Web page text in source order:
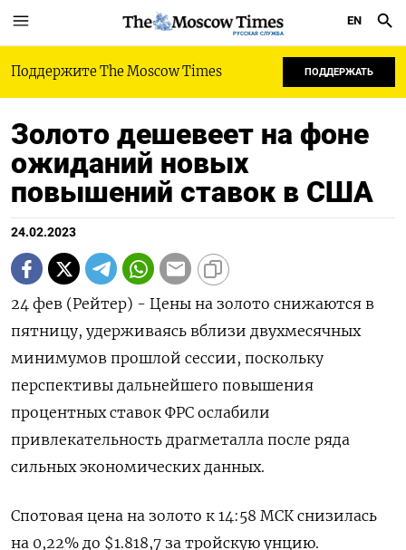
РУССКАЯ СЛУЖБА
EN
Поддержите The Moscow Times ПОДДЕРЖАТЬ
Золото дешевеет на фоне
ожиданий новых
повышений ставок в США
24.02.2023
24 фев (Рейтер) - Цены на золото снижаются в
пятницу, удерживаясь вблизи двухмесячных
минимумов прошлой сессии, поскольку
перспективы дальнейшего повышения
процентных ставок ФРС ослабили
привлекательность драгметалла после ряда
сильных экономических данных.
Спотовая цена на золото к 14:58 МСК снизилась
на 0,22% до $1.818,7​ за тройскую унцию.